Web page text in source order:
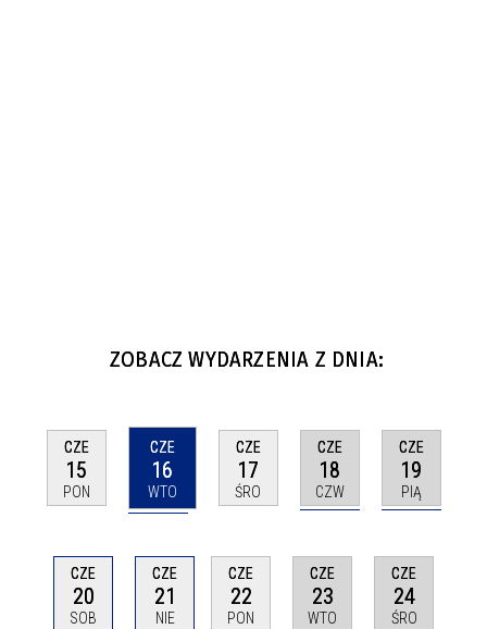
ZOBACZ WYDARZENIA Z DNIA:
CZE
15
PON
CZE
16
WTO
CZE
17
ŚRO
CZE
18
CZW
CZE
19
PIĄ
CZE
20
SOB
CZE
21
NIE
CZE
22
PON
CZE
23
WTO
CZE
24
ŚRO